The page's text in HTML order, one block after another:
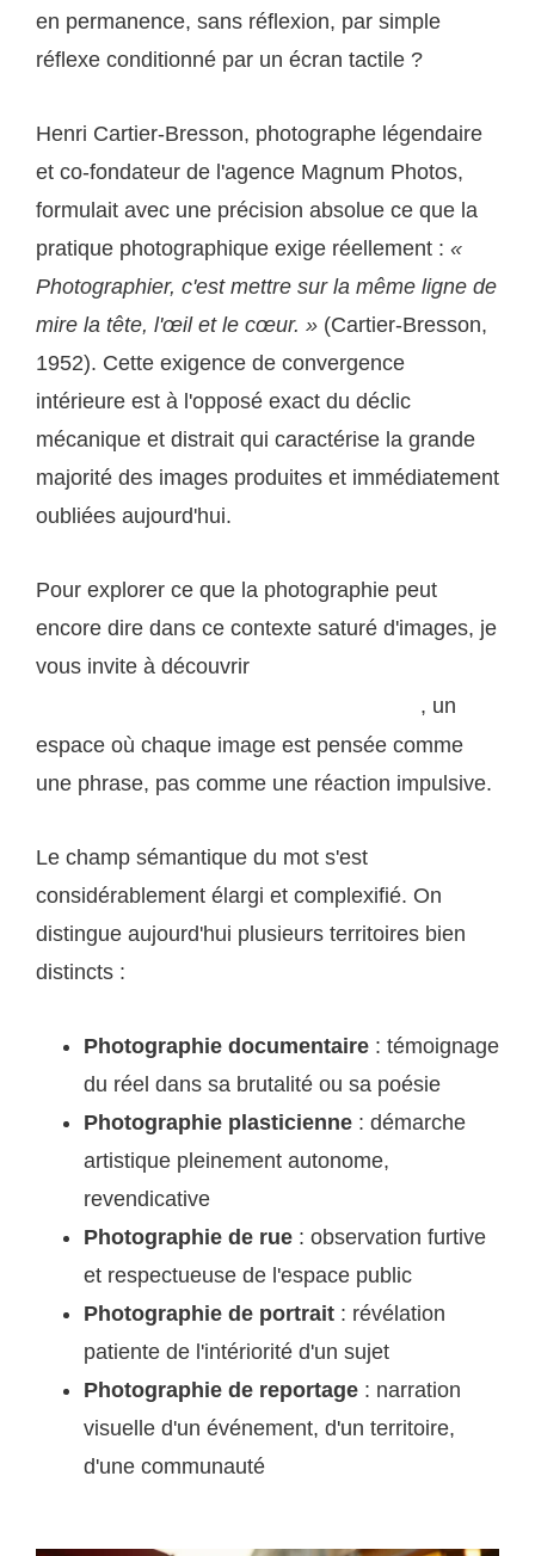
en permanence, sans réflexion, par simple
réflexe conditionné par un écran tactile ?
Henri Cartier-Bresson, photographe légendaire
et co-fondateur de l'agence Magnum Photos,
formulait avec une précision absolue ce que la
pratique photographique exige réellement : «
Photographier, c'est mettre sur la même ligne de
mire la tête, l'œil et le cœur. » (Cartier-Bresson,
1952). Cette exigence de convergence
intérieure est à l'opposé exact du déclic
mécanique et distrait qui caractérise la grande
majorité des images produites et immédiatement
oubliées aujourd'hui.
Pour explorer ce que la photographie peut
encore dire dans ce contexte saturé d'images, je
vous invite à découvrir
, un
espace où chaque image est pensée comme
une phrase, pas comme une réaction impulsive.
Le champ sémantique du mot s'est
considérablement élargi et complexifié. On
distingue aujourd'hui plusieurs territoires bien
distincts :
Photographie documentaire : témoignage
du réel dans sa brutalité ou sa poésie
Photographie plasticienne : démarche
artistique pleinement autonome,
revendicative
Photographie de rue : observation furtive
et respectueuse de l'espace public
Photographie de portrait : révélation
patiente de l'intériorité d'un sujet
Photographie de reportage : narration
visuelle d'un événement, d'un territoire,
d'une communauté